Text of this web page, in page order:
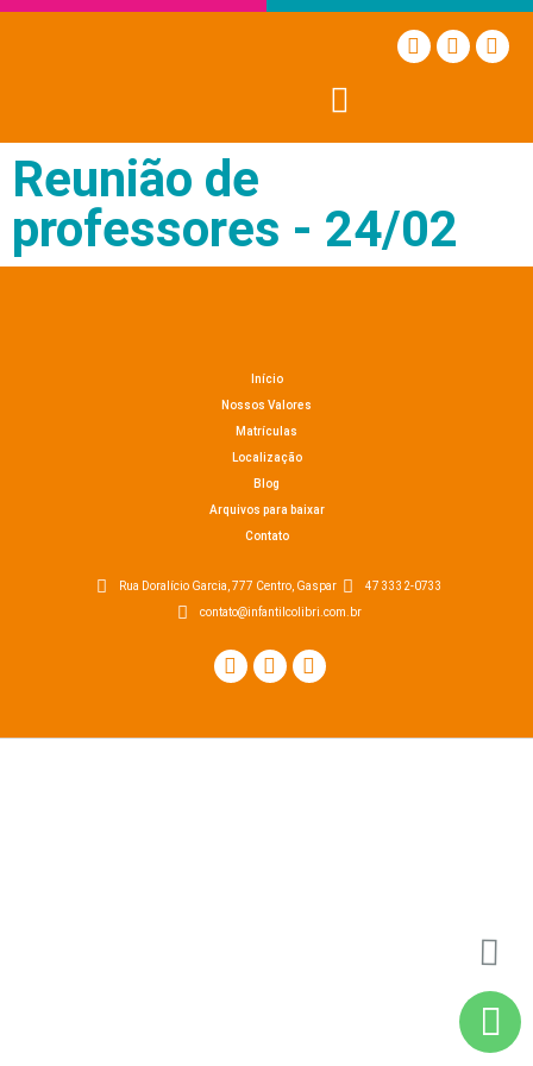
Reunião de
professores - 24/02
Início
Nossos Valores
Matrículas
Localização
Blog
Arquivos para baixar
Contato
Rua Doralício Garcia, 777 Centro, Gaspar
47 3332-0733
contato@infantilcolibri.com.br